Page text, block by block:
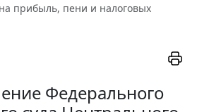
прибыль, пени и налоговых
Федерального